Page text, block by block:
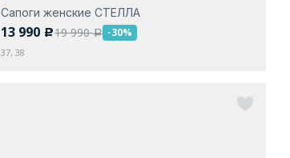
Сапоги женские СТЕЛЛА
13 990 c19 990a -30%
37, 38